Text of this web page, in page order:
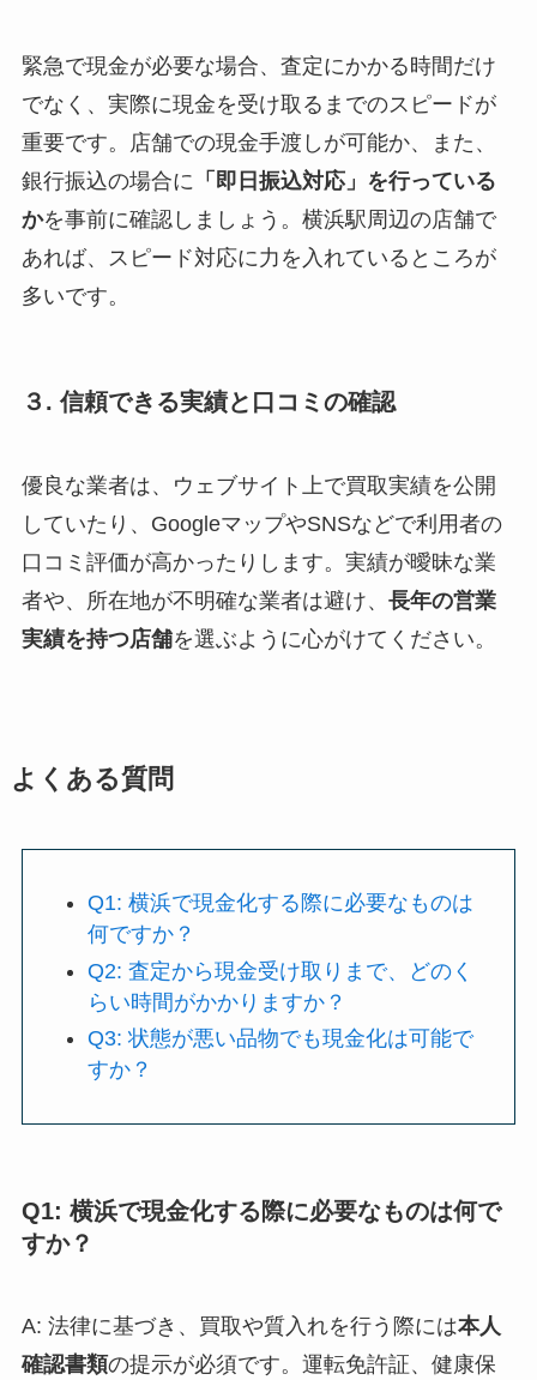
緊急で現金が必要な場合、査定にかかる時間だけ
でなく、実際に現金を受け取るまでのスピードが
重要です。店舗での現金手渡しが可能か、また、
銀行振込の場合に 「即日振込対応」を行っている
かを事前に確認しましょう。横浜駅周辺の店舗で
あれば、スピード対応に力を入れているところが
多いです。
３. 信頼できる実績と口コミの確認
優良な業者は、ウェブサイト上で買取実績を公開
していたり、GoogleマップやSNSなどで利用者の
口コミ評価が高かったりします。実績が曖昧な業
者や、所在地が不明確な業者は避け、 長年の営業
実績を持つ店舗を選ぶように心がけてください。
よくある質問
Q1: 横浜で現金化する際に必要なものは
何ですか？
Q2: 査定から現金受け取りまで、どのく
らい時間がかかりますか？
Q3: 状態が悪い品物でも現金化は可能で
すか？
Q1: 横浜で現金化する際に必要なものは何で
すか？
A: 法律に基づき、買取や質入れを行う際には本人
確認書類の提示が必須です。運転免許証、健康保